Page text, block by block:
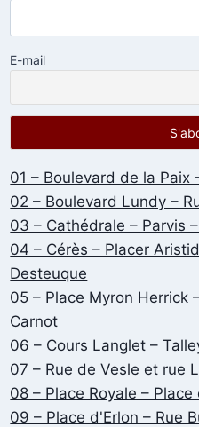
E-mail
01 – Boulevard de la Paix
02 – Boulevard Lundy –
03 – Cathédrale – Parvis
04 – Cérès – Placer
Desteuque
05 – Place Myron Herrick
Carnot
06 – Cours Langlet –
07 – Rue de Vesle et rue
08 – Place Royale – Place
09 – Place d'Erlon – Rue